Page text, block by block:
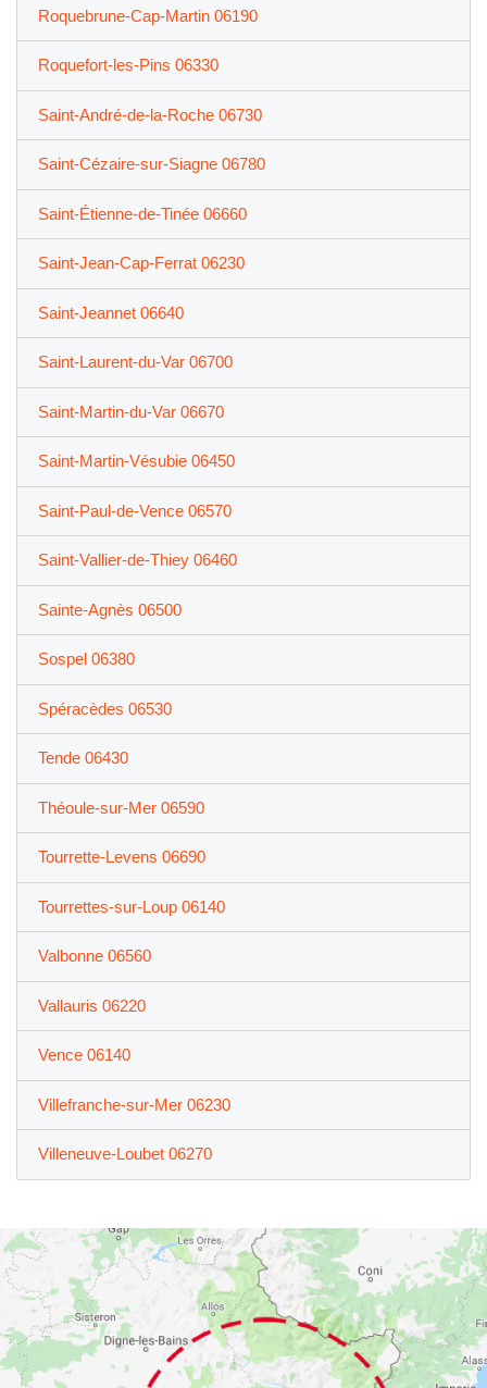
Roquebrune-Cap-Martin 06190
Roquefort-les-Pins 06330
Saint-André-de-la-Roche 06730
Saint-Cézaire-sur-Siagne 06780
Saint-Étienne-de-Tinée 06660
Saint-Jean-Cap-Ferrat 06230
Saint-Jeannet 06640
Saint-Laurent-du-Var 06700
Saint-Martin-du-Var 06670
Saint-Martin-Vésubie 06450
Saint-Paul-de-Vence 06570
Saint-Vallier-de-Thiey 06460
Sainte-Agnès 06500
Sospel 06380
Spéracèdes 06530
Tende 06430
Théoule-sur-Mer 06590
Tourrette-Levens 06690
Tourrettes-sur-Loup 06140
Valbonne 06560
Vallauris 06220
Vence 06140
Villefranche-sur-Mer 06230
Villeneuve-Loubet 06270